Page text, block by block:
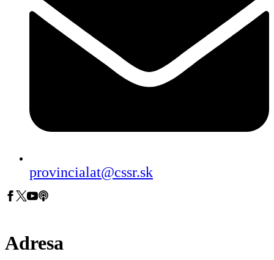
provincialat@cssr.sk
Adresa